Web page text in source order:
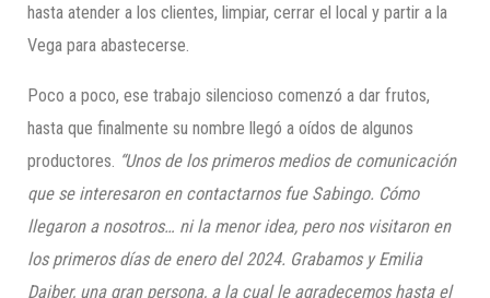
hasta atender a los clientes, limpiar, cerrar el local y partir a la
Vega para abastecerse.
Poco a poco, ese trabajo silencioso comenzó a dar frutos,
hasta que finalmente su nombre llegó a oídos de algunos
productores. “Unos de los primeros medios de comunicación
que se interesaron en contactarnos fue Sabingo. Cómo
llegaron a nosotros… ni la menor idea, pero nos visitaron en
los primeros días de enero del 2024. Grabamos y Emilia
Daiber, una gran persona, a la cual le agradecemos hasta el